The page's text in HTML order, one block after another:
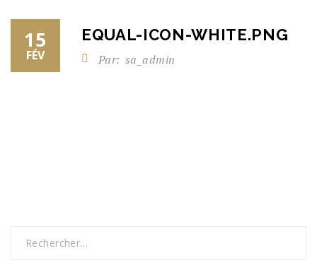
15
FÉV
EQUAL-ICON-WHITE.PNG
Par: sa_admin